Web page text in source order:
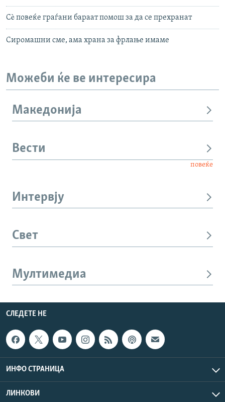
Сè повеќе граѓани бараат помош за да се прехранат
Сиромашни сме, ама храна за фрлање имаме
Можеби ќе ве интересира
Македонија
Вести
повеќе
Интервју
Свет
Мултимедиа
СЛЕДЕТЕ НЕ
ИНФО СТРАНИЦА
ЛИНКОВИ